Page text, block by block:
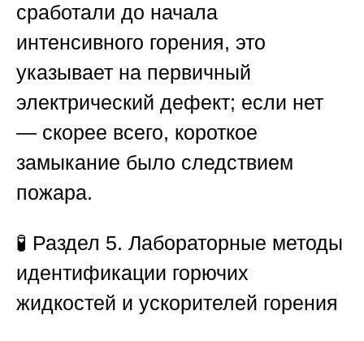
сработали до начала
интенсивного горения, это
указывает на первичный
электрический дефект; если нет
— скорее всего, короткое
замыкание было следствием
пожара.
🧪 Раздел 5. Лабораторные методы
идентификации горючих
жидкостей и ускорителей горения